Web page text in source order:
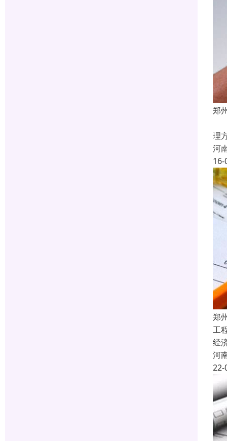
郑
理
河
16-
郑
工
经
河
22-